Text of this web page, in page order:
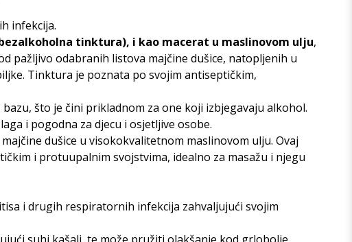
infekcija.
tinktura), i kao macerat u maslinovom ulju,
pažljivo odabranih listova majčine dušice, natopljenih u
Tinktura je poznata po svojim antiseptičkim,
što je čini prikladnom za one koji izbjegavaju alkohol.
i pogodna za djecu i osjetljive osobe.
dušice u visokokvalitetnom maslinovom ulju. Ovaj
i protuupalnim svojstvima, idealno za masažu i njegu
i drugih respiratornih infekcija zahvaljujući svojim